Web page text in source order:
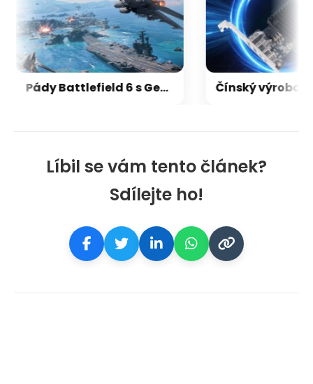
Líbil se vám tento článek?
Sdílejte ho!
Pády Battlefield 6 s GeForce vyřešeny, netýkaly se jen vodní hladiny na RTX 5000